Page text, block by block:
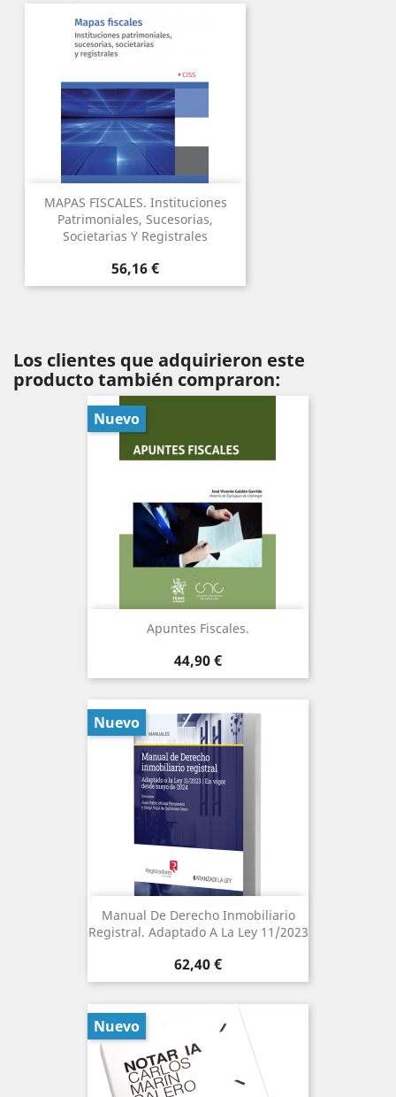
MAPAS FISCALES. Instituciones
Patrimoniales, Sucesorias,
Societarias Y Registrales
Precio
56,16 €
Los clientes que adquirieron este
producto también compraron:
Apuntes Fiscales.
Precio
44,90 €
Nuevo
Manual De Derecho Inmobiliario
Registral. Adaptado A La Ley 11/2023
Precio
62,40 €
Nuevo
Nuevo